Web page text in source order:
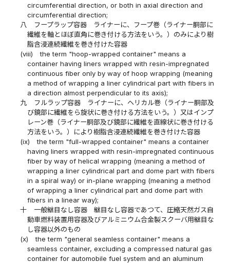
circumferential direction, or both in axial direction and
circumferential direction;
八
フープラップ容器 ライナーに、フープ巻（ライナー胴部に
繊維を軸とほぼ直角に巻き付ける方法をいう。）のみにより樹
脂含浸連続繊維を巻き付けた容器
(viii)
the term "hoop-wrapped container" means a
container having liners wrapped with resin-impregnated
continuous fiber only by way of hoop wrapping (meaning
a method of wrapping a liner cylindrical part with fibers in
a direction almost perpendicular to its axis);
九
フルラップ容器 ライナーに、ヘリカル巻（ライナー胴部及
び鏡部に繊維をら旋状に巻き付ける方法をいう。）又はインプ
レーン巻（ライナー胴部及び鏡部に繊維を直線状に巻き付ける
方法をいう。）により樹脂含浸連続繊維を巻き付けた容器
(ix)
the term "full-wrapped container" means a container
having liners wrapped with resin-impregnated continuous
fiber by way of helical wrapping (meaning a method of
wrapping a liner cylindrical part and dome part with fibers
in a spiral way) or in-plane wrapping (meaning a method
of wrapping a liner cylindrical part and dome part with
fibers in a linear way);
十
一般継目なし容器 継目なし容器であつて、圧縮天然ガス自
動車燃料装置用容器及びアルミニウム合金製スクーバ用継目な
し容器以外のもの
(x)
the term "general seamless container" means a
seamless container, excluding a compressed natural gas
container for automobile fuel system and an aluminum